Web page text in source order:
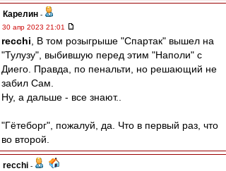
Карелин -
30 апр 2023 21:01
recchi , В том розыгрыше "Спартак" вышел на
"Тулузу", выбившую перед этим "Наполи" с
Диего. Правда, по пенальти, но решающий не
забил Сам.
Ну, а дальше - все знают..
"Гётеборг", пожалуй, да. Что в первый раз, что
во второй.
recchi -